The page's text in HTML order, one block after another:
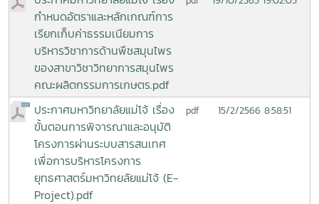
กำหนดอัตราและหลักเกณฑ์การ
เรียกเก็บค่าธรรมเนียมการ
บริหารวิชาการด้านพืชสมุนไพร
ของสาขาวิชาวิทยาการสมุนไพร
คณะผลิตกรรมการเกษตร.pdf
ประกาศมหาวิทยาลัยแม่โจ้ เรื่อง
ขั้นตอนการพิจารณาและอนุมัติ
โครงการผ่านระบบสารสนเทศ
เพื่อการบริหารโครงการ
ยุทธศาสตร์มหาวิทยลัยแม่โจ้ (E-
Project).pdf
pdf 15/2/2566 8:58:51